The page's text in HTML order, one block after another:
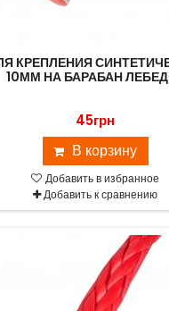
КРЕПЛЕНИЯ
10ММ НА БАРАБАН
45грн
В корзину
Добавить в избранное
Добавить к сравнению